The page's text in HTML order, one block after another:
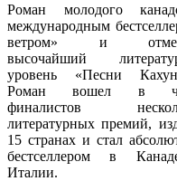
Роман молодого
международным
ветром» и
высочайший
уровень «Песни
Роман вошел в
финалистов
литературных премий,
15 странах и стал
бестселлером в
Италии.